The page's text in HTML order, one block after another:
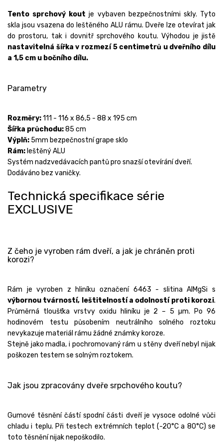
Tento sprchový koutje vybaven bezpečnostními skly. Tyto
skla jsou vsazena do leštěného ALU rámu. Dveře lze otevírat jak
do prostoru, tak i dovnitř sprchového koutu. Výhodou je jistě
nastavitelná šířka v rozmezí 5 centimetrů u dveřního dílu
a 1,5 cm u bočního dílu.
Parametry
Rozměry:111 - 116 x 86,5 - 88 x 195 cm
Šířka průchodu:85 cm
Výplň: 5mm bezpečnostní grape sklo
Rám: leštěný ALU
Systém nadzvedávacích pantů pro snazší otevírání dveří.
Dodáváno bez vaničky.
Technická specifikace série
EXCLUSIVE
Z čeho je vyroben rám dveří, a jak je chráněn proti
korozi?
Rám je vyroben z hliníku označení 6463 - slitina AlMgSi s
výbornou tvárností, leštitelností a odolností proti korozi.
Průměrná tloušťka vrstvy oxidu hliníku je 2 – 5 µm. Po 96
hodinovém testu působením neutrálního solného roztoku
nevykazuje materiál rámu žádné známky koroze.
Stejně jako madla, i pochromovaný rám u stěny dveří nebyl nijak
poškozen testem se solným roztokem.
Jak jsou zpracovány dveře srpchového koutu?
Gumové těsnění částí spodní části dveří je vysoce odolné vůči
chladu i teplu. Při testech extrémních teplot (-20°C a 80°C) se
toto těsnění nijak nepoškodilo.